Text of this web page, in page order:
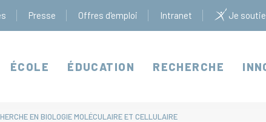
Presse Offres d'emploi Intranet Je
ÉCOLE ÉDUCATION RECHERCHE
EN BIOLOGIE MOLÉCULAIRE ET CELLULAIRE